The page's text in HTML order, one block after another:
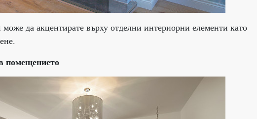
да акцентирате върху отделни интериорни елементи като
помещението